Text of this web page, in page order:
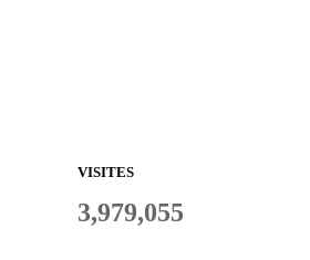
VISITES
3,979,055